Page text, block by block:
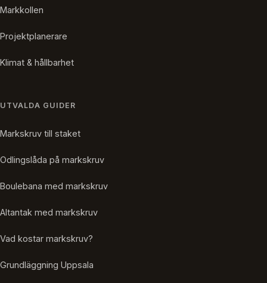
Markkollen
Projektplanerare
Klimat & hållbarhet
UTVALDA GUIDER
Markskruv till staket
Odlingslåda på markskruv
Boulebana med markskruv
Altantak med markskruv
Vad kostar markskruv?
Grundläggning Uppsala